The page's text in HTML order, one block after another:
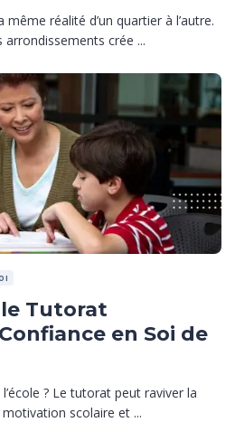
réalité d’un quartier à l’autre.
crée ...
Tutorat
en Soi de
? Le tutorat peut raviver la
scolaire et ...